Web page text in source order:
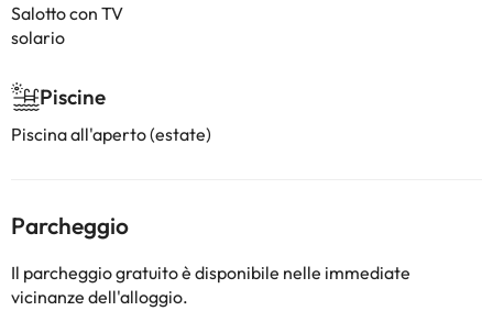
Salotto con TV
solario
Piscine
Piscina all'aperto (estate)
Parcheggio
Il parcheggio gratuito è disponibile nelle immediate
vicinanze dell'alloggio.